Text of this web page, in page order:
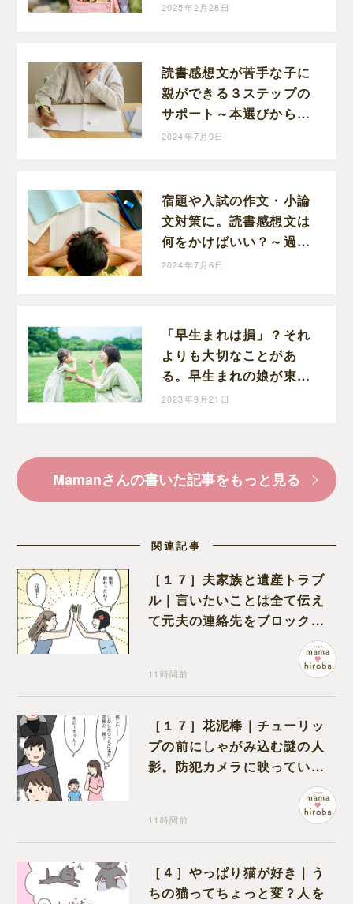
2025年2月28日
読書感想文が苦手な子に
親ができる３ステップの
サポート～本選びから感
想文の準備まで親子のコ
2024年7月9日
宿題や入試の作文・小論
文対策に。読書感想文は
何をかけばいい？～過去
の自分に旅してみよう～
2024年7月6日
「早生まれは損」？それ
よりも大切なことがあ
る。早生まれの娘が東大
に合格して思うこと
2023年9月21日
Mamanさんの書いた記事をもっと見る
関連記事
［１７］夫家族と遺産トラブ
ル｜言いたいことは全て伝え
て元夫の連絡先をブロック。
離婚できた喜びを噛みしめる
11時間前
［１７］花泥棒｜チューリッ
プの前にしゃがみ込む謎の人
影。防犯カメラに映っていた
11時間前
［４］やっぱり猫が好き｜う
ちの猫ってちょっと変？人を